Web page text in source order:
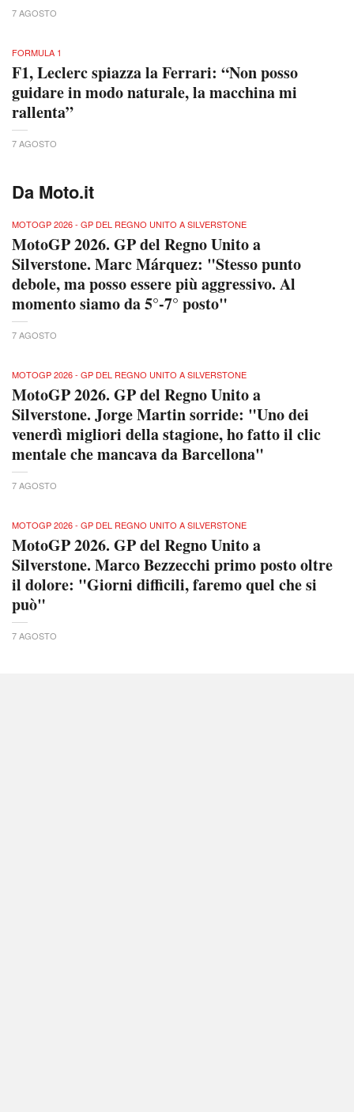
7 AGOSTO
FORMULA 1
F1, Leclerc spiazza la Ferrari: “Non posso
guidare in modo naturale, la macchina mi
rallenta”
7 AGOSTO
Da Moto.it
MOTOGP 2026 - GP DEL REGNO UNITO A SILVERSTONE
MotoGP 2026. GP del Regno Unito a
Silverstone. Marc Márquez: "Stesso punto
debole, ma posso essere più aggressivo. Al
momento siamo da 5°-7° posto"
7 AGOSTO
MOTOGP 2026 - GP DEL REGNO UNITO A SILVERSTONE
MotoGP 2026. GP del Regno Unito a
Silverstone. Jorge Martin sorride: "Uno dei
venerdì migliori della stagione, ho fatto il clic
mentale che mancava da Barcellona"
7 AGOSTO
MOTOGP 2026 - GP DEL REGNO UNITO A SILVERSTONE
MotoGP 2026. GP del Regno Unito a
Silverstone. Marco Bezzecchi primo posto oltre
il dolore: "Giorni difficili, faremo quel che si
può"
7 AGOSTO